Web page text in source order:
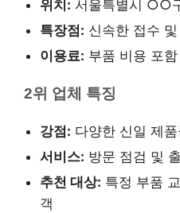
위치: 서울특별시 ○○
특장점: 신속한 접수
이용료: 부품 비용 포
2위 업체 특징
강점: 다양한 신일 제
서비스: 방문 점검 및
추천 대상: 특정 부품
객